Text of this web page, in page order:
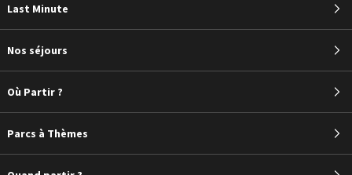
Last Minute
Nos séjours
Où Partir ?
Parcs à Thèmes